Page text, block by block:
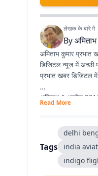
लेखक के बारे में
By
अमिताभ कुमार
डिजिटल न्यूज में अच्छी
प्रभात खबर डिजिटल
अमिताभ 1 अप्रैल
रोचक और आम लोगों की
खासकर ‘पंचायतनामा’
प्रभात खबर से जुड़ने
साथ-साथ झारखंड
और राजनीतिक हलचल
Read More
Tags
delhi
india
indigo